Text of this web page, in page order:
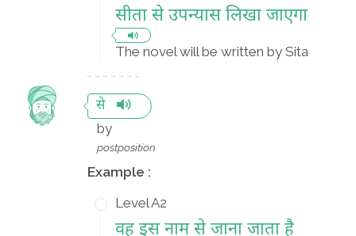
सीता से उपन्यास लिखा जाएगा
The novel will be written by Sita
से
by
postposition
Example :
Level A2
वह इस नाम से जाना जाता है